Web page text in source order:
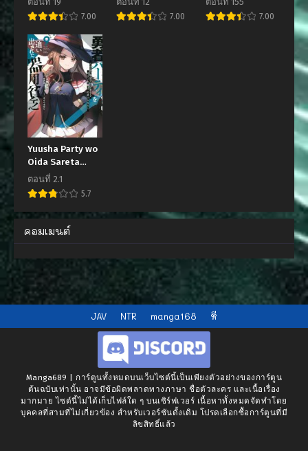
ตอนที่ 262 ตอนที่ 261
ตอนที่ 260
เมษายน 12, 2023
ตอนที่ 258
เมษายน 12, 2023
ตอนที่ 256
เมษายน 12, 2023
ตอนที่ 254
เมษายน 12, 2023
ตอนที่ 252
เมษายน 12, 2023
ตอนที่ 251
เมษายน 12, 2023
ตอนที่ 249
เมษายน 5, 2023
ตอนที่ 248 ตอนที่ 247
เมษายน 5, 2023
ตอนที่ 245
ตอนที่ 244
เมษายน 5, 2023
ตอนที่ 243
เมษายน 5, 2023
Furnace Tripod
7.00 7.00 7.00
Yuusha Party wo
Oida Sareta
Kiyou Binbou
ตอนที่ 2.1
5.7
คอมเมนต์
JAV NTR manga168 หี
Manga689 | การ์ตูนทั้งหมดบนเว็บไซต์นี้เป็นเพียงตัวอย่างของการ์ตูน
ต้นฉบับเท่านั้น อาจมีข้อผิดพลาดทางภาษา ชื่อตัวละคร และเนื้อเรื่อง
มากมาย ไซต์นี้ไม่ได้เก็บไฟล์ใด ๆ บนเซิร์ฟเวอร์ เนื้อหาทั้งหมดจัดทำโดย
บุคคลที่สามที่ไม่เกี่ยวข้อง สำหรับเวอร์ชันดั้งเดิม โปรดเลือกซื้อการ์ตูนที่มี
ลิขสิทธิ์แล้ว